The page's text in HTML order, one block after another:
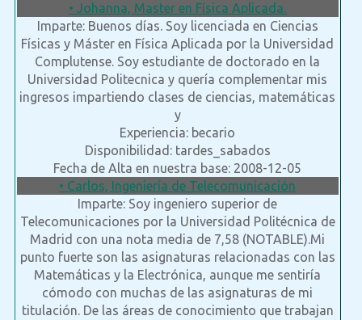
• Johanna, Master en Física Aplicada.
Imparte: Buenos días. Soy licenciada en Ciencias
Físicas y Máster en Física Aplicada por la Universidad
Complutense. Soy estudiante de doctorado en la
Universidad Politecnica y quería complementar mis
ingresos impartiendo clases de ciencias, matemáticas
y
Experiencia: becario
Disponibilidad: tardes_sabados
Fecha de Alta en nuestra base: 2008-12-05
• Carlos, Ingeniería de Telecomunicación
Imparte: Soy ingeniero superior de
Telecomunicaciones por la Universidad Politécnica de
Madrid con una nota media de 7,58 (NOTABLE).Mi
punto fuerte son las asignaturas relacionadas con las
Matemáticas y la Electrónica, aunque me sentiría
cómodo con muchas de las asignaturas de mi
titulación. De las áreas de conocimiento que trabajan